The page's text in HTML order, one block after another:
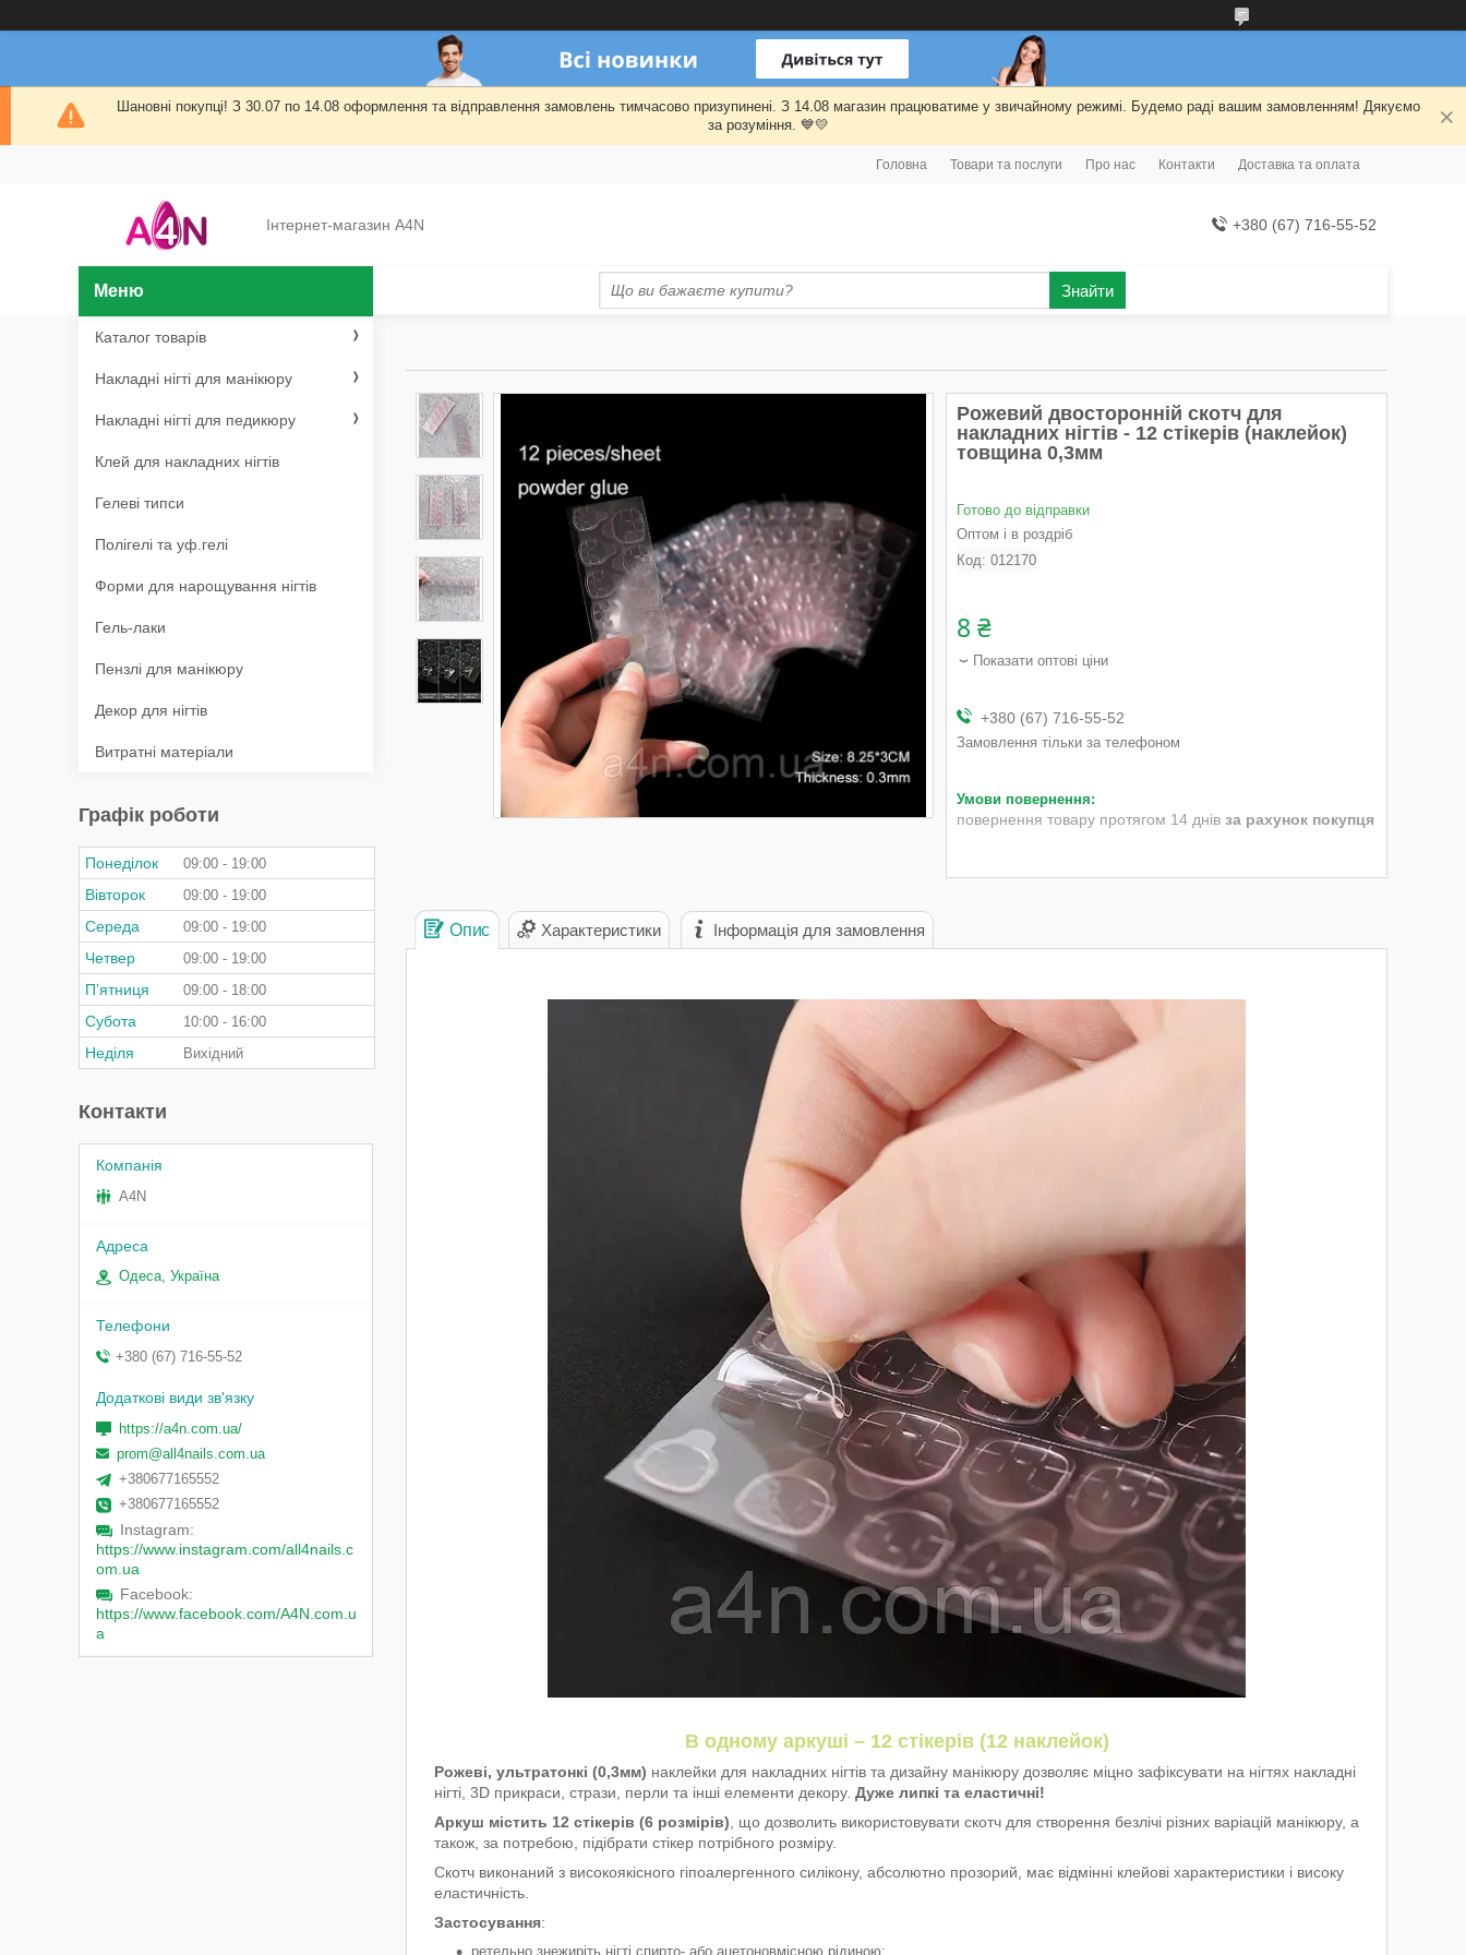
Шановні покупці! З 30.07 по 14.08 оформлення та відправлення замовлень тимчасово призупинені. З 14.08 магазин працюватиме у звичайному режимі. Будемо раді вашим замовленням! Дякуємо
за розуміння. 💙💛
Головна Товари та послуги Про нас Контакти Доставка та оплата
Інтернет-магазин A4N +380 (67) 716-55-52
Знайти
Рожевий двосторонній скотч для
накладних нігтів - 12 стікерів (наклейок)
товщина 0,3мм
Готово до відправки
Оптом і в роздріб
Код: 012170
8 ₴
Показати оптові ціни
+380 (67) 716-55-52
Замовлення тільки за телефоном
повернення товару протягом 14 днів за рахунок покупця
Опис Характеристики Інформація для замовлення
В одному аркуші – 12 стікерів (12 наклейок)
Рожеві, ультратонкі (0,3мм) наклейки для накладних нігтів та дизайну манікюру дозволяє міцно зафіксувати на нігтях накладні
нігті, 3D прикраси, стрази, перли та інші елементи декору. Дуже липкі та еластичні!
Аркуш містить 12 стікерів (6 розмірів) , що дозволить використовувати скотч для створення безлічі різних варіацій манікюру, а
також, за потребою, підібрати стікер потрібного розміру.
Скотч виконаний з високоякісного гіпоалергенного силікону, абсолютно прозорий, має відмінні клейові характеристики і високу
еластичність.
Застосування:
ретельно знежиріть нігті спирто- або ацетоновмісною рідиною;
Каталог товарів
Накладні нігті для манікюру
Накладні нігті для педикюру
Клей для накладних нігтів
Гелеві типси
Полігелі та уф.гелі
Форми для нарощування нігтів
Гель-лаки
Пензлі для манікюру
Декор для нігтів
Витратні матеріали
Графік роботи
Понеділок 09:00 19:00
Вівторок 09:00 19:00
Середа 09:00 19:00
Четвер 09:00 19:00
Пʼятниця 09:00 18:00
Субота 10:00 16:00
Неділя Вихідний
Контакти
A4N
Одеса, Україна
+380 (67) 716-55-52
https://a4n.com.ua/
prom@all4nails.com.ua
+380677165552
+380677165552
Instagram
https://www.instagram.com/all4nails.c
om.ua
Facebook
https://www.facebook.com/A4N.com.u
a